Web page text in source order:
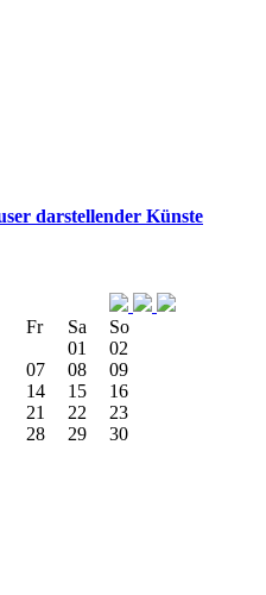
darstellender Künste
Fr Sa
So
01
02
07 08
09
14 15
16
21 22
23
28 29
30